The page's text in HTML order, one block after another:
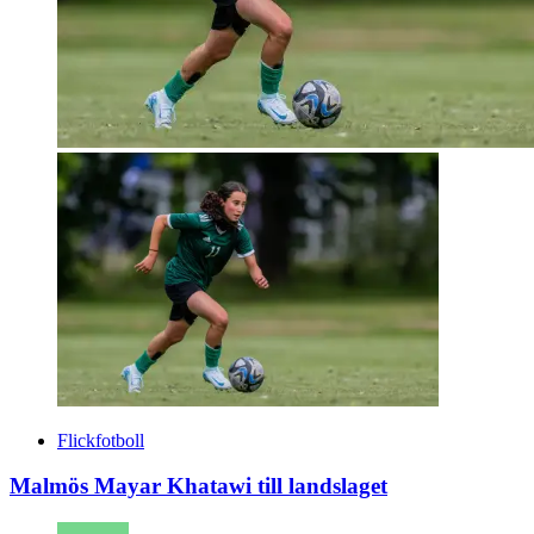
Flickfotboll
Malmös Mayar Khatawi till landslaget